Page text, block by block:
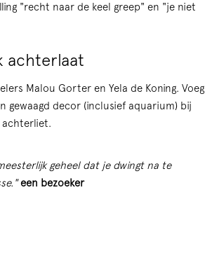
"recht naar de keel greep" en "je niet
achterlaat
Malou Gorter en Yela de Koning. Voeg
gewaagd decor (inclusief aquarium) bij
achterliet.
geheel dat je dwingt na te
een bezoeker